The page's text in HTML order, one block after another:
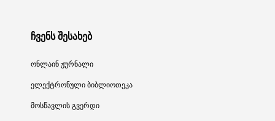
ჩვენს შესახებ
ონლაინ ჟურნალი
ელექტრონული ბიბლიოთეკა
მოსწავლის გვერდი